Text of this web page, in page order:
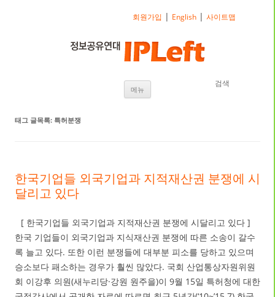
메뉴 내용으로 바로가기검색
회원가입 | English |사이트맵
태그 글목록: 특허분쟁
한국기업들 외국기업과 지적재산권 분쟁에 시
달리고 있다
[ 한국기업들 외국기업과 지적재산권 분쟁에 시달리고 있다 ]
한국 기업들이 외국기업과 지식재산권 분쟁에 따른 소송이 갈수
록 늘고 있다. 또한 이런 분쟁들에 대부분 피소를 당하고 있으며
승소보다 패소하는 경우가 훨씬 많았다. 국회 산업통상자원위원
회 이강후 의원(새누리당·강원 원주을)이 9월 15일 특허청에 대한